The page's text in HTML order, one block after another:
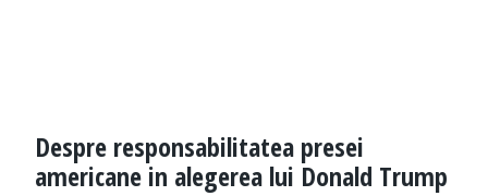
Despre responsabilitatea presei
americane in alegerea lui Donald Trump